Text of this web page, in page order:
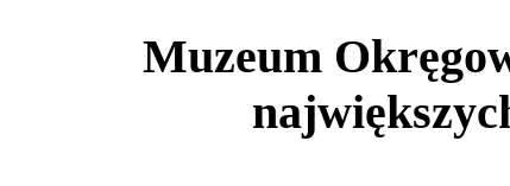
Muzeum